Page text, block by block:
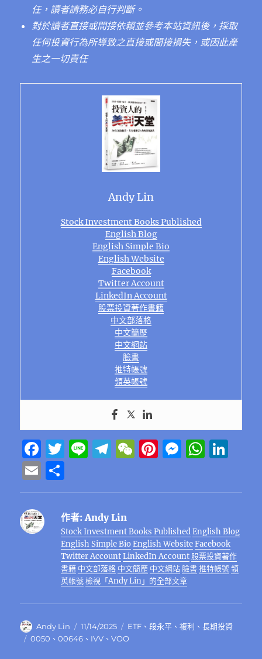
任，讀者請務必自行判斷。
對於讀者直接或間接依賴並參考本站資訊後，採取
任何投資行為所導致之直接或間接損失，或因此產
生之一切責任
Andy Lin
Stock Investment Books Published
English Blog
English Simple Bio
English Website
Facebook
Twitter Account
LinkedIn Account
股票投資著作書籍
中文部落格
中文簡歷
中文網站
臉書
推特帳號
領英帳號
F
a
c
b
T
it
r
Li
e
T
e
r
a
m
W
C
at
Pi
te
st
M
ss
n
g
er
W
at
A
p
p
k
d
I
n
E
m
ai
l
享
作者: Andy Lin
Stock Investment Books Published English Blog
English Simple Bio English Website Facebook
Twitter Account LinkedIn Account 股票投資著作
書籍 中文部落格 中文簡歷 中文網站 臉書 推特帳號 領
英帳號 檢視「Andy Lin」的全部文章
作
者
Andy Lin
發
佈
11/14/2025
分
類
ETF 、段永平 、複利 、長期投資
標
0050 、00646 、 IVV 、VOO